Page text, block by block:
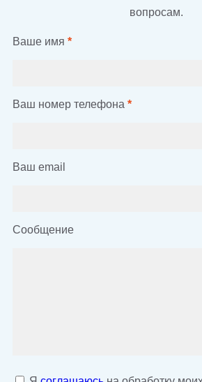
вопросам.
Ваше имя *
Ваш номер телефона *
Ваш email
Сообщение